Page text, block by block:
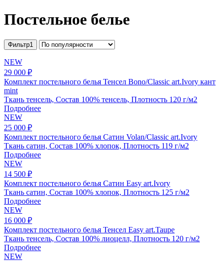
Постельное белье
Фильтр1
NEW
29 000 ₽
Комплект постельного белья Тенсел Bono/Classic art.Ivory кант
mint
Ткань тенсель, Состав 100% тенсель, Плотность 120 г/м2
Подробнее
NEW
25 000 ₽
Комплект постельного белья Сатин Volan/Classic art.Ivory
Ткань сатин, Состав 100% хлопок, Плотность 119 г/м2
Подробнее
NEW
14 500 ₽
Комплект постельного белья Сатин Easy art.Ivory
Ткань сатин, Состав 100% хлопок, Плотность 125 г/м2
Подробнее
NEW
16 000 ₽
Комплект постельного белья Тенсел Easy art.Taupe
Ткань тенсель, Состав 100% лиоцелл, Плотность 120 г/м2
Подробнее
NEW